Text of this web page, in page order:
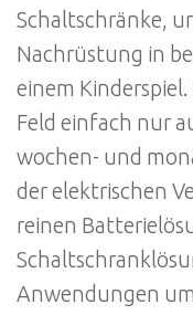
Schaltschränke,
Nachrüstung in
einem
Feld einfach nur
wochen- und
der elektrischen
reinen
Anwendungen